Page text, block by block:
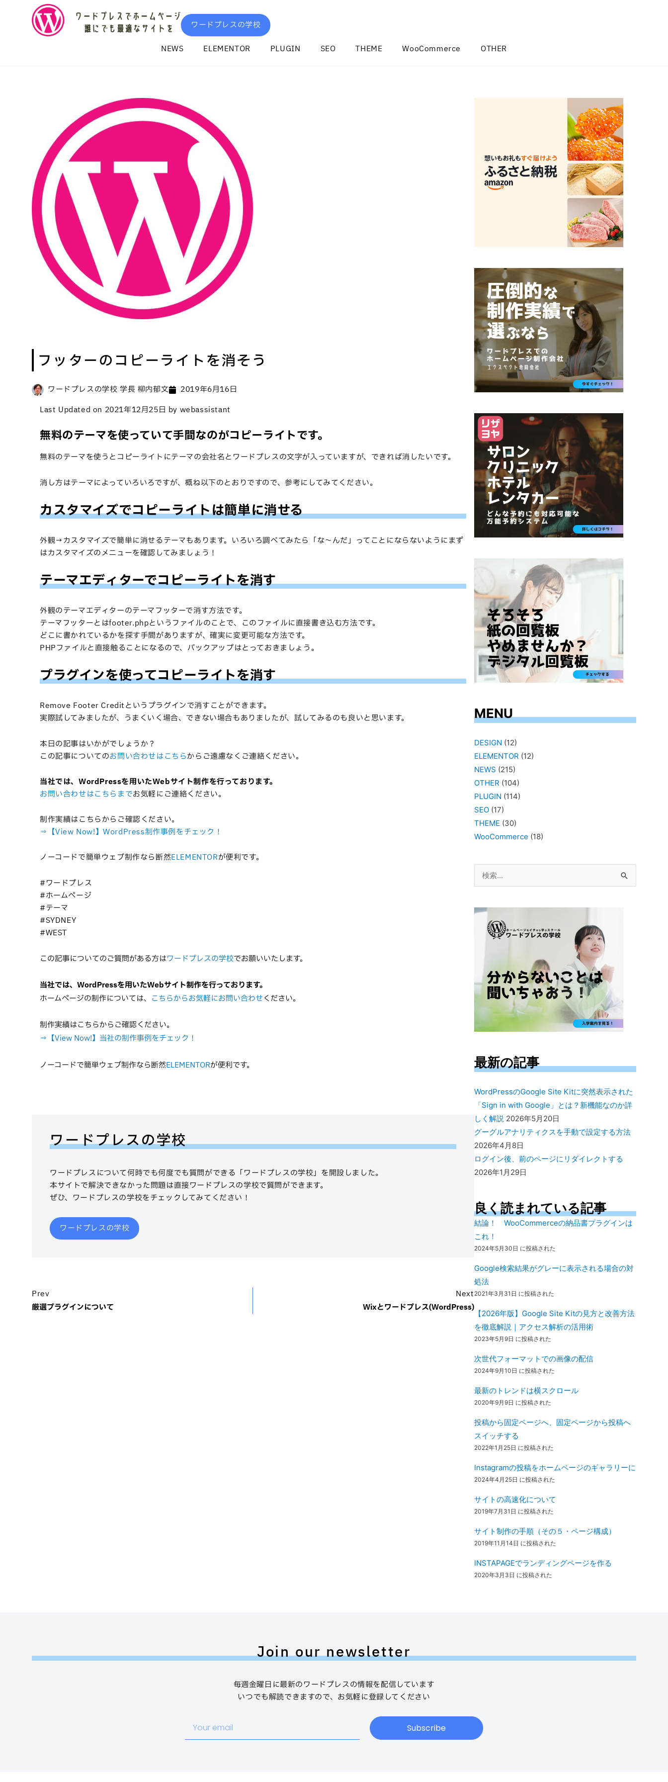
ワードプレスの学校
NEWS ELEMENTOR PLUGIN SEO THEME WooCommerce OTHER
フッターのコピーライトを消そう
ワードプレスの学校 学長 柳内郁文
2019年6月16日
Last Updated on 2021年12月25日 by webassistant
無料のテーマを使っていて手間なのがコピーライトです。
無料のテーマを使うとコピーライトにテーマの会社名とワードプレスの文字が入っていますが、できれば消したいです。
消し方はテーマによっていろいろですが、概ね以下のとおりですので、参考にしてみてください。
カスタマイズでコピーライトは簡単に消せる
外観→カスタマイズで簡単に消せるテーマもあります。いろいろ調べてみたら「な〜んだ」ってことにならないようにまず
はカスタマイズのメニューを確認してみましょう！
テーマエディターでコピーライトを消す
外観のテーマエディターのテーマフッターで消す方法です。
テーマフッターとはfooter.phpというファイルのことで、このファイルに直接書き込む方法です。
どこに書かれているかを探す手間がありますが、確実に変更可能な方法です。
PHPファイルと直接触ることになるので、バックアップはとっておきましょう。
プラグインを使ってコピーライトを消す
Remove Footer Creditというプラグインで消すことができます。
実際試してみましたが、うまくいく場合、できない場合もありましたが、試してみるのも良いと思います。
本日の記事はいかがでしょうか？
この記事についてのお問い合わせはこちらからご遠慮なくご連絡ください。
当社では、WordPressを用いたWebサイト制作を行っております。
お問い合わせはこちらまでお気軽にご連絡ください。
制作実績はこちらからご確認ください。
⇒【View Now!】WordPress制作事例をチェック！
ノーコードで簡単ウェブ制作なら断然ELEMENTORが便利です。
#ワードプレス
#ホームページ
#テーマ
#SYDNEY
#WEST
この記事についてのご質問がある方はワードプレスの学校でお願いいたします。
当社では、WordPressを用いたWebサイト制作を行っております。
ホームページの制作については、 こちらからお気軽にお問い合わせください。
制作実績はこちらからご確認ください。
⇒【View Now!】当社の制作事例をチェック！
ノーコードで簡単ウェブ制作なら断然ELEMENTORが便利です。
ワードプレスの学校
ワードプレスについて何時でも何度でも質問ができる「ワードプレスの学校」を開設しました。
本サイトで解決できなかった問題は直接ワードプレスの学校で質問ができます。
ぜひ、ワードプレスの学校をチェックしてみてください！
ワードプレスの学校
Prev
厳選プラグインについて
Next
Wixとワードプレス(WordPress)
MENU
DESIGN (12)
ELEMENTOR (12)
NEWS (215)
OTHER (104)
PLUGIN (114)
SEO(17)
THEME (30)
WooCommerce (18)
象:
最新の記事
WordPressのGoogle Site Kitに突然表示された
「Sign in with Google」とは？新機能なのか詳
しく解説 2026年5月20日
グーグルアナリティクスを手動で設定する方法
2026年4月8日
ログイン後、前のページにリダイレクトする
2026年1月29日
良く読まれている記事
結論！ WooCommerceの納品書プラグインは
これ！
2024年5月30日 に投稿された
Google検索結果がグレーに表示される場合の対
処法
2021年3月31日 に投稿された
【2026年版】Google Site Kitの見方と改善方法
を徹底解説｜アクセス解析の活用術
2023年5月9日 に投稿された
次世代フォーマットでの画像の配信
2024年9月10日 に投稿された
最新のトレンドは横スクロール
2020年9月9日 に投稿された
投稿から固定ページへ、固定ページから投稿へ
スイッチする
2022年1月25日 に投稿された
Instagramの投稿をホームページのギャラリーに
2024年4月25日 に投稿された
サイトの高速化について
2019年7月31日 に投稿された
サイト制作の手順（その５・ページ構成）
2019年11月14日 に投稿された
INSTAPAGEでランディングページを作る
2020年3月3日 に投稿された
Join our newsletter
毎週金曜日に最新のワードプレスの情報を配信しています
いつでも解読できますので、お気軽に登録してください
email
Subscribe